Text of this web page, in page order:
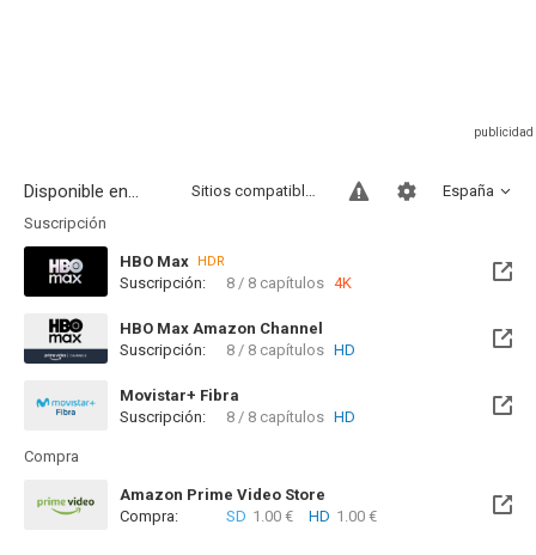
Disponible en... España
Sitios compatibles
Suscripción
HBO Max HDR
Suscripción: 8 / 8 capítulos 4K
HBO Max Amazon Channel
Suscripción:
8 / 8 capítulos HD
Movistar+ Fibra
Disponible hasta el Sab, 26 Oct 2030 (Quedan 4 años)
Suscripción: 8 / 8 capítulos HD
Compra
Amazon Prime Video Store
Compra:
SD 1.00 € HD 1.00 €